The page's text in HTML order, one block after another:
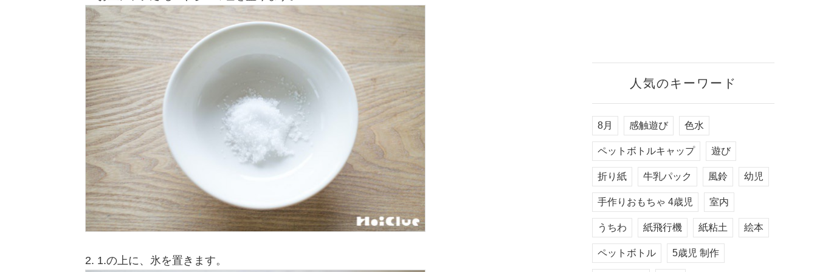
2. 1.の上に、氷を置きます。
人気のキーワード
8月 感触遊び 色水
ペットボトルキャップ 遊び
折り紙 牛乳パック 風鈴 幼児
手作りおもちゃ 4歳児 室内
うちわ 紙飛行機 紙粘土 絵本
ペットボトル 5歳児 制作